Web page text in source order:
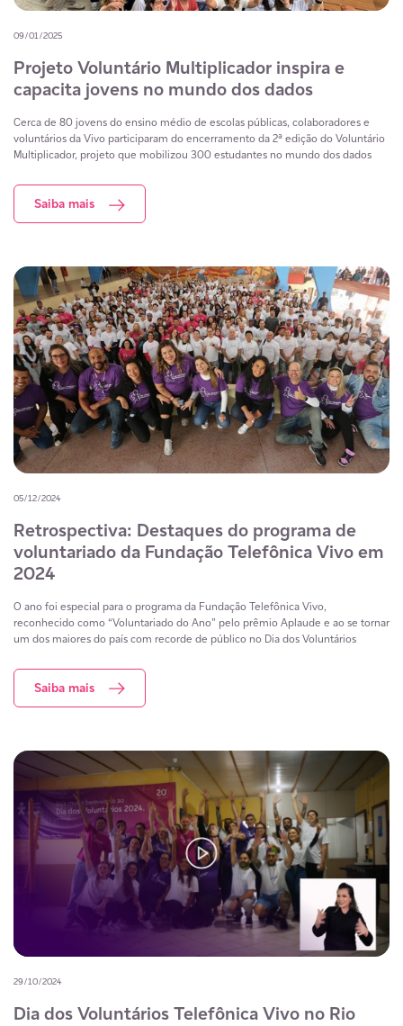
09/01/2025
Projeto Voluntário Multiplicador inspira e
capacita jovens no mundo dos dados
Cerca de 80 jovens do ensino médio de escolas públicas, colaboradores e
voluntários da Vivo participaram do encerramento da 2ª edição do Voluntário
Multiplicador, projeto que mobilizou 300 estudantes no mundo dos dados
Saiba mais
05/12/2024
Retrospectiva: Destaques do programa de
voluntariado da Fundação Telefônica Vivo em
2024
O ano foi especial para o programa da Fundação Telefônica Vivo,
reconhecido como “Voluntariado do Ano” pelo prêmio Aplaude e ao se tornar
um dos maiores do país com recorde de público no Dia dos Voluntários
Saiba mais
29/10/2024
Dia dos Voluntários Telefônica Vivo no Rio